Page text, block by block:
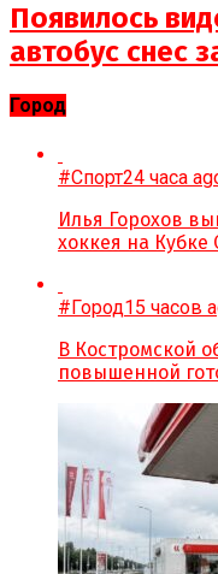
Появилось
автобус снес
Город
#Спорт24 часа
Илья Горохов
хоккея на Кубке
#Город15 часов
В Костромской
повышенной